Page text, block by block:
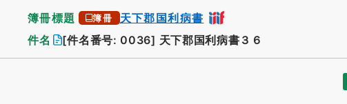
簿冊標題 簿冊 天下郡国利病書
件名 [件名番号: 0036] 天下郡国利病書３６